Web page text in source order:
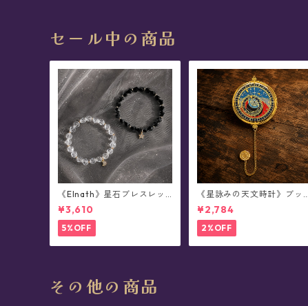
セール中の商品
《Elnath》星石ブレスレッ
ト (全2色)
¥3,610
5%OFF
《星詠みの天文時計》ブッ
クマーカー(全3種)
¥2,784
2%OFF
その他の商品